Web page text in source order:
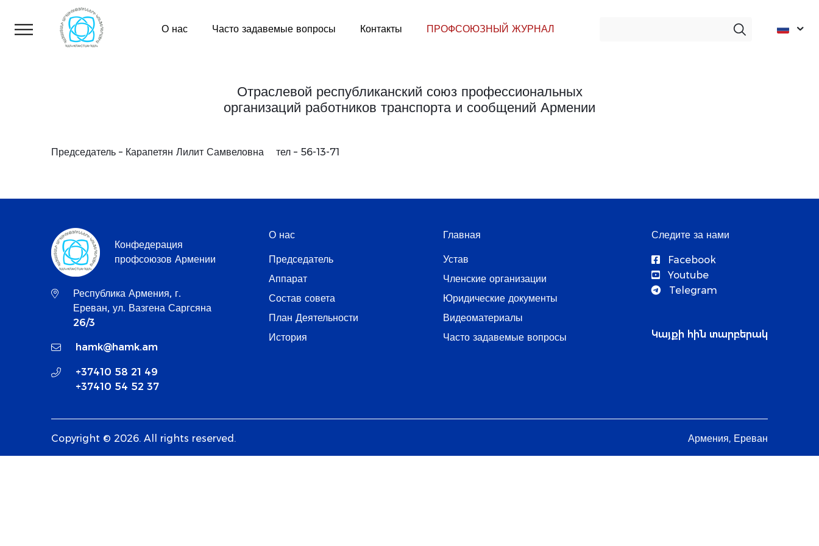
О нас Часто задавемые вопросы Контакты ПРОФСОЮЗНЫЙ ЖУРНАЛ
Отраслевой республиканский союз профессиональных
организаций работников транспорта и сообщений Армении
Председатель – Карапетян Лилит Самвеловна тел – 56-13-71
Конфедерация
профсоюзов Армении
Республика Армения, г.
Ереван, ул. Вазгена Саргсяна
26/3
hamk@hamk.am
+37410 58 21 49
+37410 54 52 37
О нас
Председатель
Аппарат
Состав совета
План Деятельности
История
Главная
Устав
Членские организации
Юридические документы
Видеоматериалы
Часто задавемые вопросы
Следите за нами
Facebook
Youtube
Telegram
Կայքի հին տարբերակ
Copyright © 2026. All rights reserved. Армения, Ереван